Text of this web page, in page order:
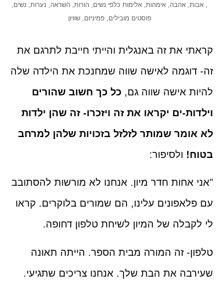
אהבה,אימהות,אלימות כלפי נשים, הורות ,השראה,נערות,נשים,
פוסטים מובילים,פמיניזם,שוויון
את זה באנגלית והייתי חייבת לתרגם את
לאישה שווה שמחנכת את הילדה שלה
אישה שווה גם,כל כך חשוב שהורים
ים יקראו את זה ויזכרו- זה שהן ילדות
שמותר לזלזל בזכויות שלהן למרחב
ולסיפור:
חדר מיון. אנחנו לא מורשות להסתובב
עלינו, הם שמורים בלוקרים. קראו
של המיון לשיחת טלפון דחופה.
זה המורה מבית הספר. הייתה תאונה
את הבת שלך. אנחנו צריכים שתגיעי.